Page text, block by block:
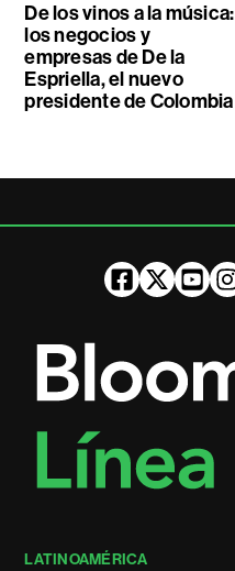
De los vinos a la música:
los negocios y
empresas de De la
Espriella, el nuevo
presidente de Colombia
LATINOAMÉRICA